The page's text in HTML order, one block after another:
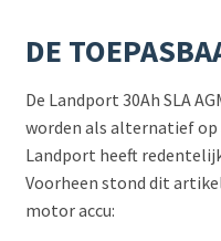
DE
De Landport 30Ah SLA
worden als alternatief op
Landport heeft
Voorheen stond dit
motor accu: